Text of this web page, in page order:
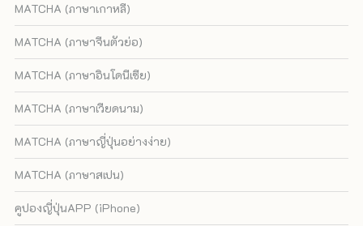
MATCHA (ภาษาเกาหลี)
MATCHA (ภาษาจีนตัวย่อ)
MATCHA (ภาษาอินโดนีเซีย)
MATCHA (ภาษาเวียดนาม)
MATCHA (ภาษาญี่ปุ่นอย่างง่าย)
MATCHA (ภาษาสเปน)
คูปองญี่ปุ่นAPP (iPhone)